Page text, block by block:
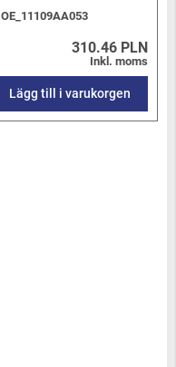
OE_11109AA053
310.46 PLN
Inkl. moms
Lägg till i varukorgen